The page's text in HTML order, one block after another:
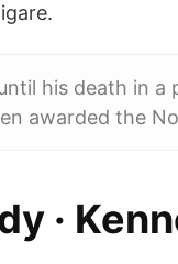
his death in a
awarded the
·